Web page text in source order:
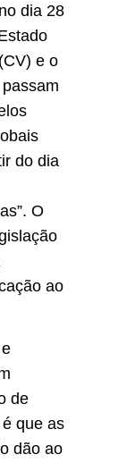
dia 28
e o
do dia
O
ao
de
que as
dão ao